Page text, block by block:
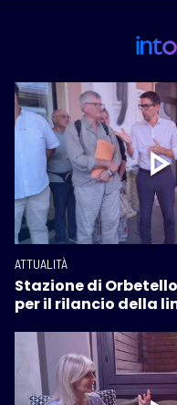
ATTUALITÀ
Stazione di
per il rilancio della